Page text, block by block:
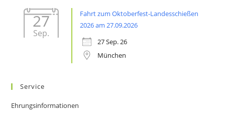
27
Sep.
Fahrt zum Oktoberfest-Landesschießen
2026 am 27.09.2026
27 Sep. 26
München
Service
Ehrungsinformationen